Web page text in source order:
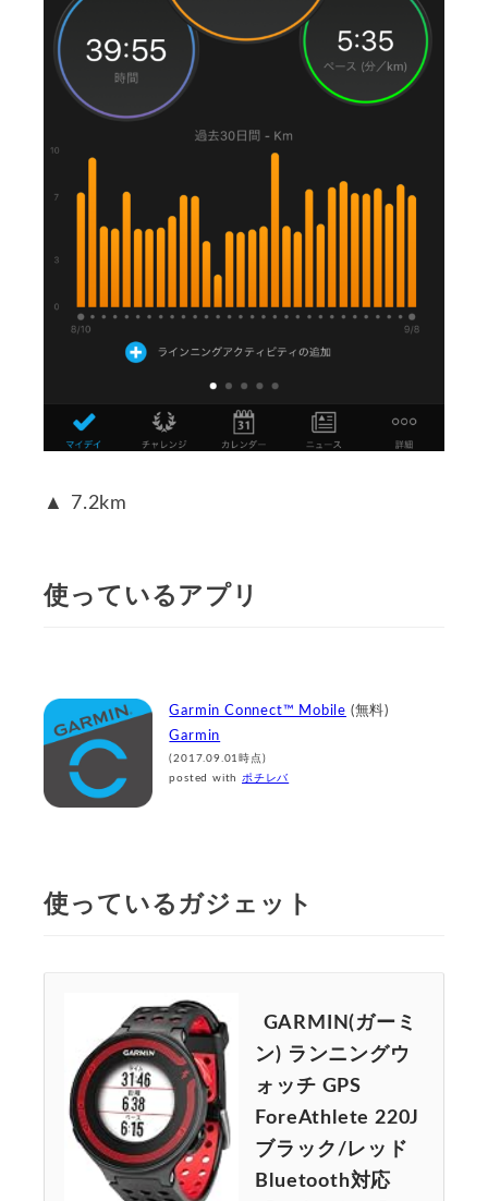
▲ 7.2km
使っているアプリ
Garmin Connect™ Mobile (無料)
Garmin
(2017.09.01時点)
posted with ポチレバ
使っているガジェット
GARMIN(ガーミ
ン) ランニングウ
ォッチ GPS
ForeAthlete 220J
ブラック/レッド
Bluetooth対応